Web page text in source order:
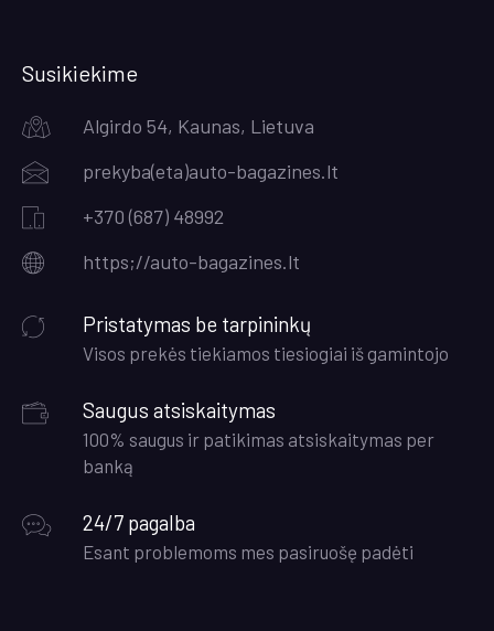
Susikiekime
Algirdo 54, Kaunas, Lietuva
prekyba(eta)auto-bagazines.lt
+370 (687) 48992
https;//auto-bagazines.lt
Pristatymas be tarpininkų
Visos prekės tiekiamos tiesiogiai iš gamintojo
Saugus atsiskaitymas
100% saugus ir patikimas atsiskaitymas per
banką
24/7 pagalba
Esant problemoms mes pasiruošę padėti